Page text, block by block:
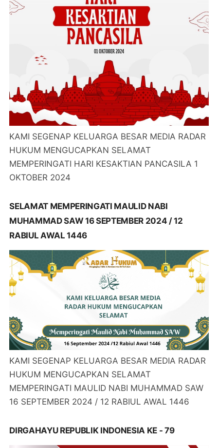
KAMI SEGENAP KELUARGA BESAR MEDIA RADAR
HUKUM MENGUCAPKAN SELAMAT
MEMPERINGATI HARI KESAKTIAN PANCASILA 1
OKTOBER 2024
SELAMAT MEMPERINGATI MAULID NABI
MUHAMMAD SAW 16 SEPTEMBER 2024 / 12
RABIUL AWAL 1446
KAMI SEGENAP KELUARGA BESAR MEDIA RADAR
HUKUM MENGUCAPKAN SELAMAT
MEMPERINGATI MAULID NABI MUHAMMAD SAW
16 SEPTEMBER 2024 / 12 RABIUL AWAL 1446
DIRGAHAYU REPUBLIK INDONESIA KE - 79